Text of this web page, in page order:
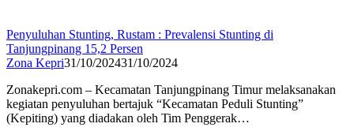
Penyuluhan Stunting, Rustam : Prevalensi Stunting di
Tanjungpinang 15,2 Persen
Zona Kepri31/10/202431/10/2024
Zonakepri.com – Kecamatan Tanjungpinang Timur melaksanakan
kegiatan penyuluhan bertajuk “Kecamatan Peduli Stunting”
(Kepiting) yang diadakan oleh Tim Penggerak…